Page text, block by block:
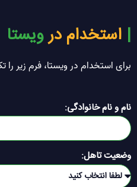
| ‌ استخدام درویستا ‌
برای استخدام در ویستا، فرم زیر را
نام و نام خانوادگی:
وضعیت تاهل: